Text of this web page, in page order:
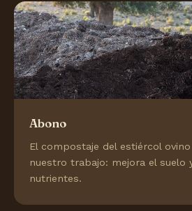
Abono
El compostaje del estiércol
nuestro trabajo: mejora el suelo
nutrientes.